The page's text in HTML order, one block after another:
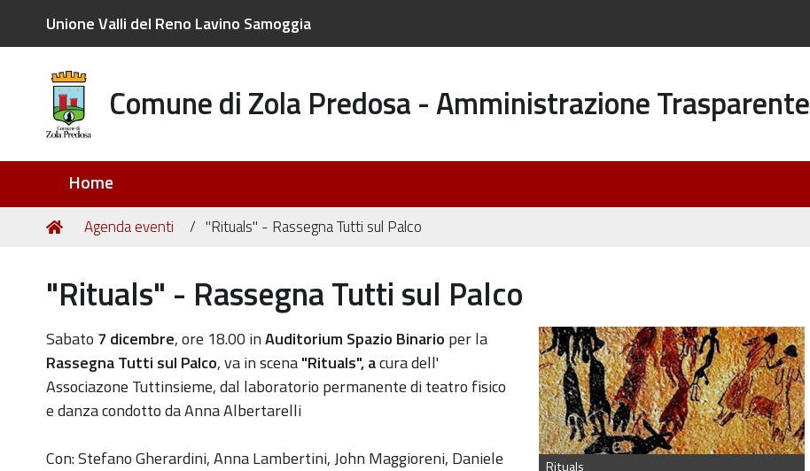
Unione Valli del Reno Lavino Samoggia
Comune di Zola Predosa - Amministrazione Trasparente
Home
Tu
Home
Agenda eventi "Rituals" - Rassegna Tutti sul Palco
"Rituals" - Rassegna Tutti sul Palco
Rituals
https://old.comune.zolapredosa.bo.it/events/rituals-
rassegna-
tutti-
sul-
"Rituals"
Sabato 7 dicembre, ore 18.00 inAuditorium Spazio Binario per la
Rassegna Tutti sul Palco, va in scena"Rituals", acura dell'
Associazone Tuttinsieme, dal laboratorio permanente di teatro fisico
e danza condotto da Anna Albertarelli
Con:Stefano Gherardini,Anna Lambertini,John Maggioreni, Daniele